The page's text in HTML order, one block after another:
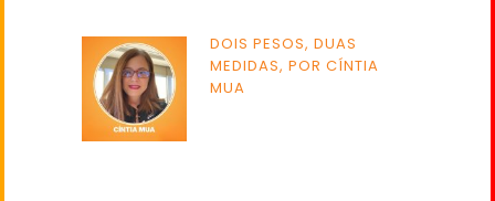
DOIS PESOS, DUAS
MEDIDAS, POR CÍNTIA
MUA